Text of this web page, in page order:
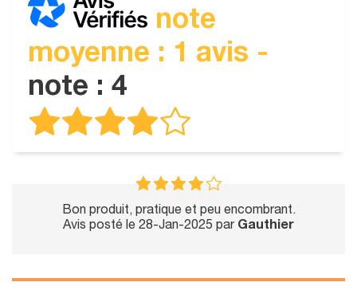
note
moyenne : 1 avis -
note : 4
Bon produit, pratique et peu encombrant.
Avis posté le 28-Jan-2025 par Gauthier